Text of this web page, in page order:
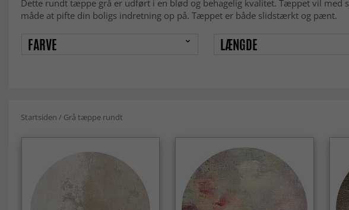
Dette rundt tæppe grå er udført i en blød og behagelig kvalitet. Tæppet vil med
måde at pifte din boligs indretning op på. Tæppet er både slidstærkt og pænt.
FARVE LÆNGDE
Startsiden / Grå tæppe rundt